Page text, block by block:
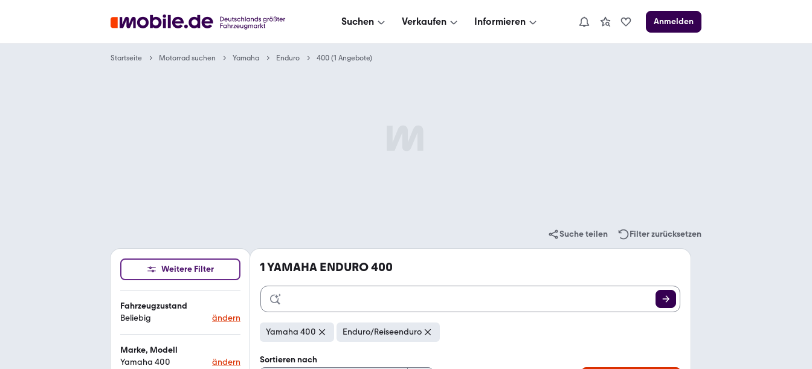
Suchen Verkaufen Informieren Anmelden
Startseite Motorrad suchen Yamaha Enduro 400 (1 Angebote)
Suche teilen Filter zurücksetzen
Weitere Filter
Fahrzeugzustand
Beliebig
ändern
Marke, Modell
Yamaha 400
ändern
1YAMAHA ENDURO 400
Yamaha 400 Enduro/Reiseenduro
Sortieren nach